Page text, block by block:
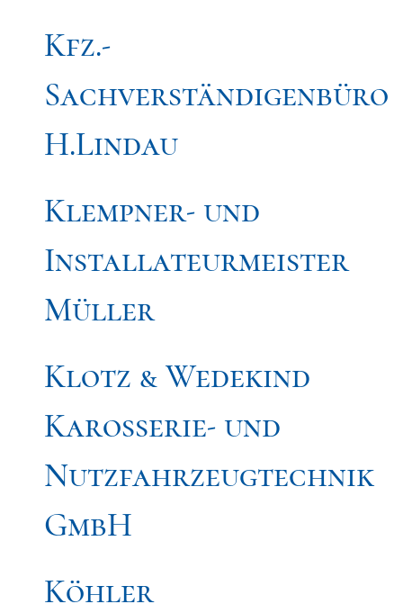
Kfz.-
Sachverständigenbüro
H.Lindau
Klempner- und
Installateurmeister
Müller
Klotz & Wedekind
Karosserie- und
Nutzfahrzeugtechnik
GmbH
Köhler